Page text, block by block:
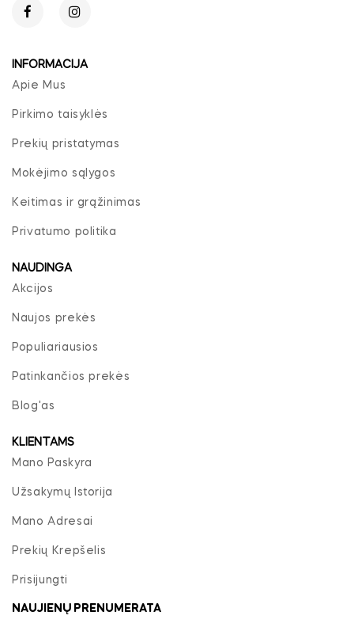
INFORMACIJA
Apie Mus
Pirkimo taisyklės
Prekių pristatymas
Mokėjimo sąlygos
Keitimas ir grąžinimas
Privatumo politika
NAUDINGA
Akcijos
Naujos prekės
Populiariausios
Patinkančios prekės
Blog'as
KLIENTAMS
Mano Paskyra
Užsakymų Istorija
Mano Adresai
Prekių Krepšelis
Prisijungti
NAUJIENŲ PRENUMERATA